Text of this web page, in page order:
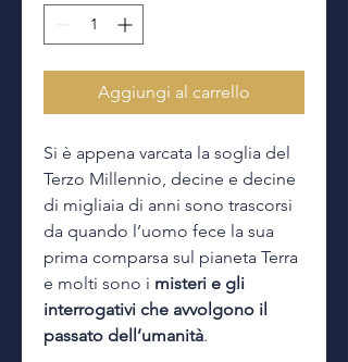
Aggiungi al carrello
Si è appena varcata la soglia del
Terzo Millennio, decine e decine
di migliaia di anni sono trascorsi
da quando l’uomo fece la sua
prima comparsa sul pianeta Terra
e molti sono i misteri e gli
interrogativi che avvolgono il
passato dell’umanità.